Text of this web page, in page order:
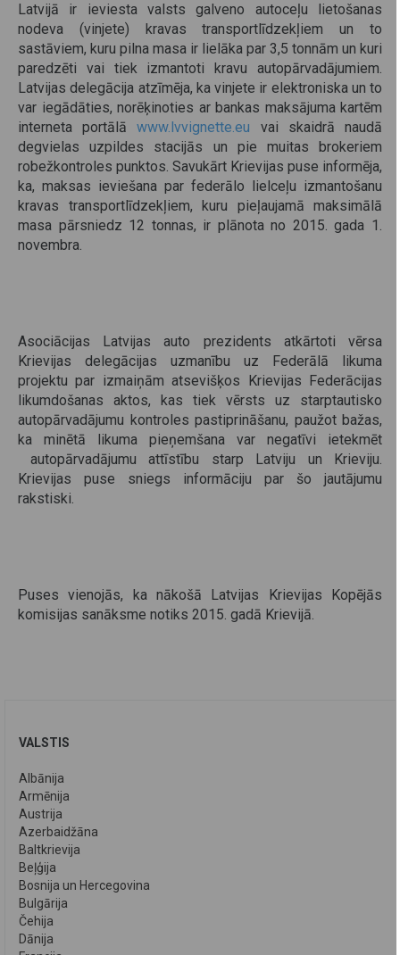
Latvijā ir ieviesta valsts galveno autoceļu lietošanas
nodeva (vinjete) kravas transportlīdzekļiem un to
sastāviem, kuru pilna masa ir lielāka par 3,5 tonnām un kuri
paredzēti vai tiek izmantoti kravu autopārvadājumiem.
Latvijas delegācija atzīmēja, ka vinjete ir elektroniska un to
var iegādāties, norēķinoties ar bankas maksājuma kartēm
interneta portālāwww.lvvignette.eu vai skaidrā naudā
degvielas uzpildes stacijās un pie muitas brokeriem
robežkontroles punktos. Savukārt Krievijas puse informēja,
ka, maksas ieviešana par federālo lielceļu izmantošanu
kravas transportlīdzekļiem, kuru pieļaujamā maksimālā
masa pārsniedz 12 tonnas, ir plānota no 2015. gada 1.
novembra.
Asociācijas Latvijas auto prezidents atkārtoti vērsa
Krievijas delegācijas uzmanību uz Federālā likuma
projektu par izmaiņām atsevišķos Krievijas Federācijas
likumdošanas aktos, kas tiek vērsts uz starptautisko
autopārvadājumu kontroles pastiprināšanu, paužot bažas,
ka minētā likuma pieņemšana var negatīvi ietekmēt
autopārvadājumu attīstību starp Latviju un Krieviju.
Krievijas puse sniegs informāciju par šo jautājumu
rakstiski.
Puses vienojās, ka nākošā Latvijas Krievijas Kopējās
komisijas sanāksme notiks 2015. gadā Krievijā.
VALSTIS
Albānija
Armēnija
Austrija
Azerbaidžāna
Baltkrievija
Beļģija
Bosnija un Hercegovina
Bulgārija
Čehija
Dānija